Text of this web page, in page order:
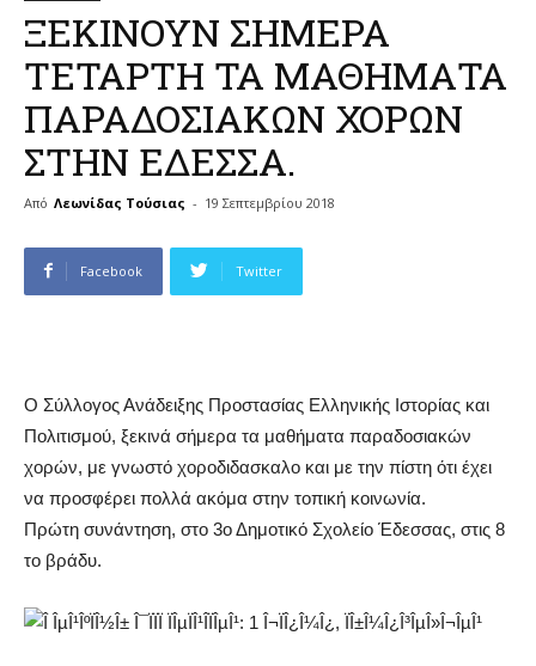
ΞΕΚΙΝΟΥΝ ΣΗΜΕΡΑ
ΤΕΤΑΡΤΗ ΤΑ ΜΑΘΗΜΑΤΑ
ΠΑΡΑΔΟΣΙΑΚΩΝ ΧΟΡΩΝ
ΣΤΗΝ ΕΔΕΣΣΑ.
Από Λεωνίδας Τούσιας - 19 Σεπτεμβρίου 2018
Facebook Twitter
Ο Σύλλογος Ανάδειξης Προστασίας Ελληνικής Ιστορίας και
Πολιτισμού, ξεκινά σήμερα τα μαθήματα παραδοσιακών
χορών, με γνωστό χοροδιδασκαλο και με την πίστη ότι έχει
να προσφέρει πολλά ακόμα στην τοπική κοινωνία.
Πρώτη συνάντηση, στο 3ο Δημοτικό Σχολείο Έδεσσας, στις 8
το βράδυ.